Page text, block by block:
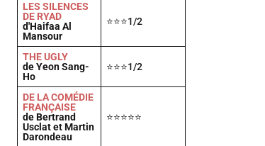
LES SILENCES
DE RYAD
d'Haifaa Al
Mansour
⭐⭐⭐1/2
THE UGLY
de Yeon Sang-
Ho
⭐⭐⭐1/2
DE LA COMÉDIE
FRANÇAISE
de Bertrand
Usclat et Martin
Darondeau
⭐⭐⭐⭐⭐